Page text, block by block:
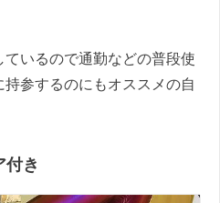
いるので通勤などの普段使
参するのにもオススメの自
付き